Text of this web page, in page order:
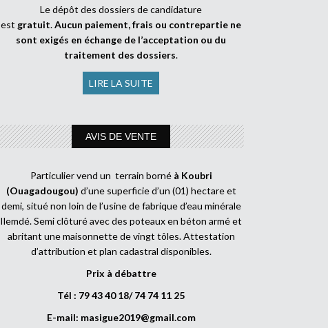
Le dépôt des dossiers de candidature
est gratuit.Aucun paiement, frais ou contrepartie ne
sont exigés en échange de l’acceptation ou du
traitement des dossiers.
LIRE LA SUITE
AVIS DE VENTE
Particulier vend un terrain borné à Koubri
(Ouagadougou) d’une superficie d’un (01) hectare et
demi, situé non loin de l’usine de fabrique d’eau minérale
Ilemdé. Semi clôturé avec des poteaux en béton armé et
abritant une maisonnette de vingt tôles. Attestation
d’attribution et plan cadastral disponibles.
Prix à débattre
Tél : 79 43 40 18/ 74 74 11 25
E-mail: masigue2019@gmail.com